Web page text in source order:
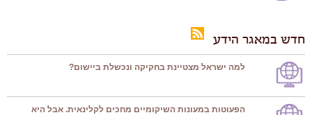
חדש במאגר הידע
למה ישראל מצטיינת בחקיקה ונכשלת ביישום?
הפעוטות במעונות השיקומיים מחכים לקלינאית. אבל היא